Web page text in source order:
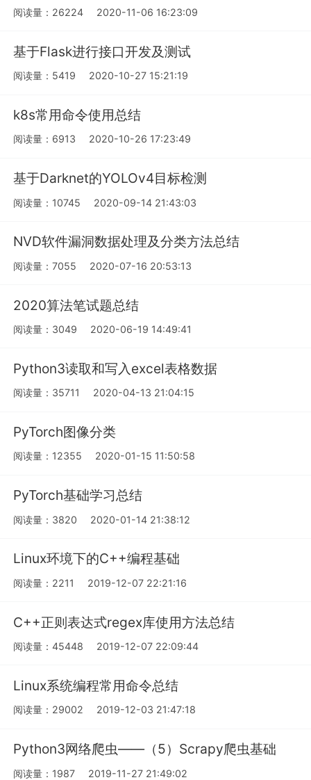
阅读量：26224 2020-11-06 16:23:09
基于Flask进行接口开发及测试
阅读量：5419 2020-10-27 15:21:19
k8s常用命令使用总结
阅读量：6913 2020-10-26 17:23:49
基于Darknet的YOLOv4目标检测
阅读量：10745 2020-09-14 21:43:03
NVD软件漏洞数据处理及分类方法总结
阅读量：7055 2020-07-16 20:53:13
2020算法笔试题总结
阅读量：3049 2020-06-19 14:49:41
Python3读取和写入excel表格数据
阅读量：35711 2020-04-13 21:04:15
PyTorch图像分类
阅读量：12355 2020-01-15 11:50:58
PyTorch基础学习总结
阅读量：3820 2020-01-14 21:38:12
Linux环境下的C++编程基础
阅读量：2211 2019-12-07 22:21:16
C++正则表达式regex库使用方法总结
阅读量：45448 2019-12-07 22:09:44
Linux系统编程常用命令总结
阅读量：29002 2019-12-03 21:47:18
Python3网络爬虫——（5）Scrapy爬虫基础
阅读量：1987 2019-11-27 21:49:02